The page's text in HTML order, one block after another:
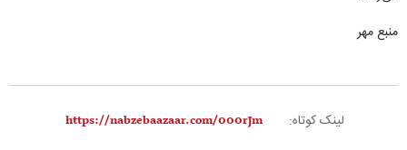
منبع مهر
لینک کوتاه: